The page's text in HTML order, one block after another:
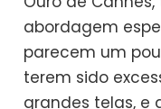
abordagem
parecem um
terem sido
grandes telas, e